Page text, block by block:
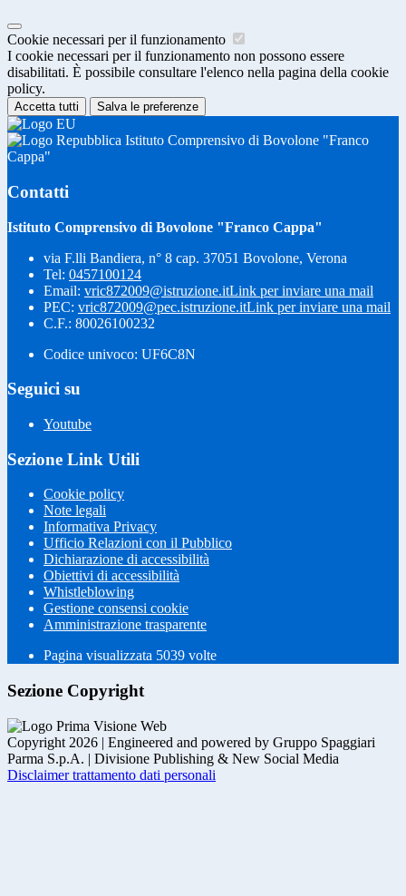
Cookie necessari per il funzionamento
I cookie necessari per il funzionamento non possono essere
disabilitati. È possibile consultare l'elenco nella pagina della cookie
policy.
Accetta tutti Salva le preferenze
Istituto Comprensivo di Bovolone "Franco
Cappa"
Contatti
Istituto Comprensivo di Bovolone "Franco Cappa"
via F.lli Bandiera, n° 8 cap. 37051 Bovolone, Verona
Tel: 0457100124
Email: vric872009@istruzione.itLink per inviare una mail
PEC: vric872009@pec.istruzione.itLink per inviare una mail
C.F.: 80026100232
Codice univoco: UF6C8N
Seguici su
Youtube
Sezione Link Utili
Cookie policy
Note legali
Informativa Privacy
Ufficio Relazioni con il Pubblico
Dichiarazione di accessibilità
Obiettivi di accessibilità
Whistleblowing
Gestione consensi cookie
Amministrazione trasparente
Pagina visualizzata 5039 volte
Sezione Copyright
Copyright 2026 | Engineered and powered by Gruppo Spaggiari
Parma S.p.A. | Divisione Publishing & New Social Media
Disclaimer trattamento dati personali